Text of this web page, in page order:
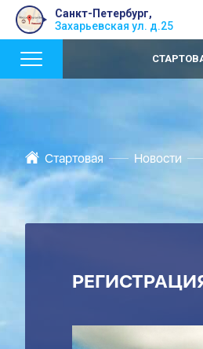
Санкт-Петербург,
Захарьевская ул. д.25
Стартовая Новости